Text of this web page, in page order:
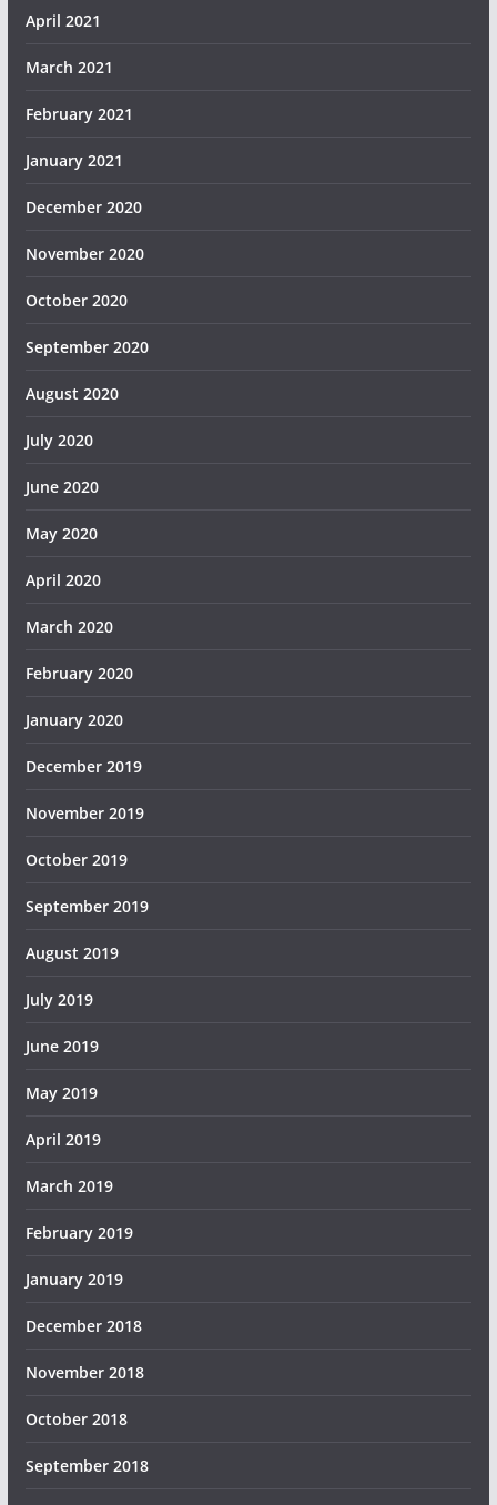
April 2021
March 2021
February 2021
January 2021
December 2020
November 2020
October 2020
September 2020
August 2020
July 2020
June 2020
May 2020
April 2020
March 2020
February 2020
January 2020
December 2019
November 2019
October 2019
September 2019
August 2019
July 2019
June 2019
May 2019
April 2019
March 2019
February 2019
January 2019
December 2018
November 2018
October 2018
September 2018